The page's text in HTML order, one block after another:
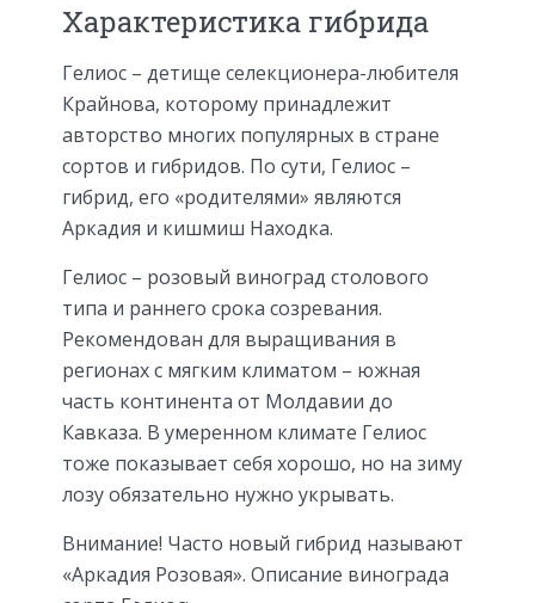
Характеристика гибрида
Гелиос – детище селекционера-любителя
Крайнова, которому принадлежит
авторство многих популярных в стране
сортов и гибридов. По сути, Гелиос –
гибрид, его «родителями» являются
Аркадия и кишмиш Находка.
Гелиос – розовый виноград столового
типа и раннего срока созревания.
Рекомендован для выращивания в
регионах с мягким климатом – южная
часть континента от Молдавии до
Кавказа. В умеренном климате Гелиос
тоже показывает себя хорошо, но на зиму
лозу обязательно нужно укрывать.
Внимание! Часто новый гибрид называют
«Аркадия Розовая». Описание винограда